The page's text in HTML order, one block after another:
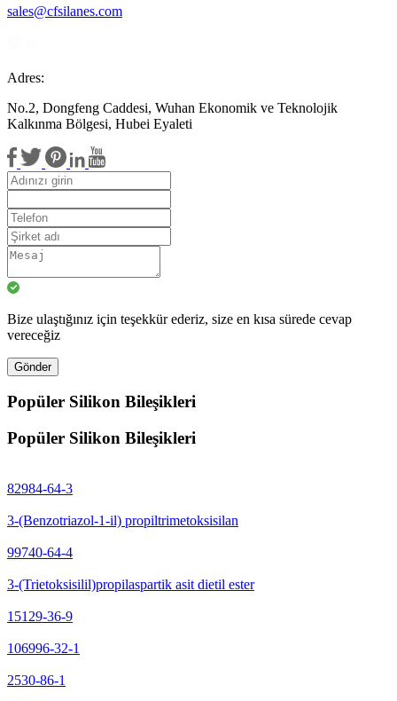
sales@cfsilanes.com
Adres:
No.2, Dongfeng Caddesi, Wuhan Ekonomik ve Teknolojik
Kalkınma Bölgesi, Hubei Eyaleti
Bize ulaştığınız için teşekkür ederiz, size en kısa sürede cevap
vereceğiz
Gönder
Popüler Silikon Bileşikleri
Popüler Silikon Bileşikleri
82984-64-3
3-(Benzotriazol-1-il) propiltrimetoksisilan
99740-64-4
3-(Trietoksisilil)propilaspartik asit dietil ester
15129-36-9
106996-32-1
2530-86-1